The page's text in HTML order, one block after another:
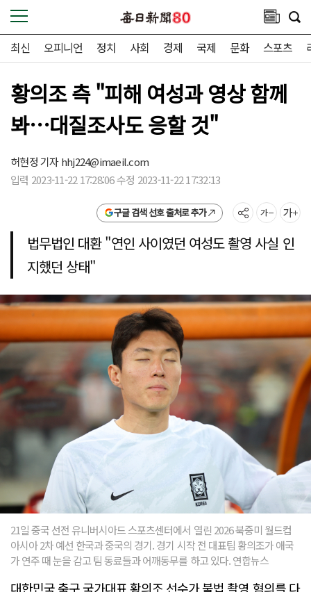
최신 오피니언 정치 사회 경제 국제 문화 스포츠
황의조 측 "피해 여성과 영상 함께
봐…대질조사도 응할 것"
허현정 기자hhj224@imaeil.com
입력 2023-11-22 17:28:06 수정 2023-11-22 17:32:13
구글 검색 선호 출처로 추가
법무법인 대환 "연인 사이였던 여성도 촬영 사실 인
지했던 상태"
21일 중국 선전 유니버시아드 스포츠센터에서 열린 2026 북중미 월드컵
아시아 2차 예선 한국과 중국의 경기. 경기 시작 전 대표팀 황의조가 애국
가 연주 때 눈을 감고 팀 동료들과 어깨동무를 하고 있다. 연합뉴스
대한민국 축구 국가대표 황의조 선수가 불법 촬영 혐의를 다